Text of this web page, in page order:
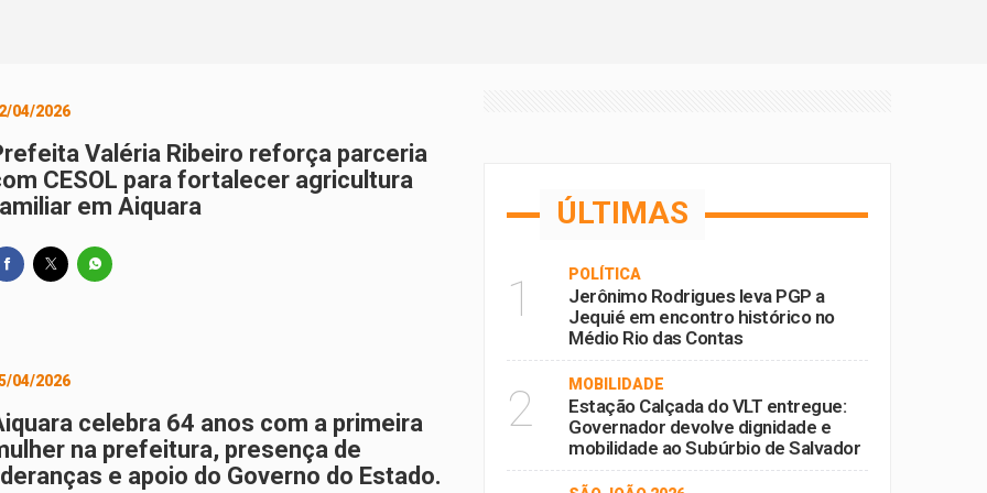
Estação Calçada e devolve dignidade e mobilidade ao Subúrbio de Salvador
o São João da Bahia é desbloqueada após articulação de Lídice da Mata
04/2026
Valéria Ribeiro reforça parceria
CESOL para fortalecer agricultura
em Aiquara
04/2026
celebra 64 anos com a primeira
na prefeitura, presença de
e apoio do Governo do Estado.
ÚLTIMAS
1 POLÍTICA
Jerônimo Rodrigues leva PGP a
Jequié em encontro histórico no
Médio Rio das Contas
2 MOBILIDADE
Estação Calçada do VLT entregue:
Governador devolve dignidade e
mobilidade ao Subúrbio de Salvador